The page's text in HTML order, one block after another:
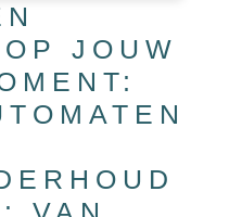
JOUW